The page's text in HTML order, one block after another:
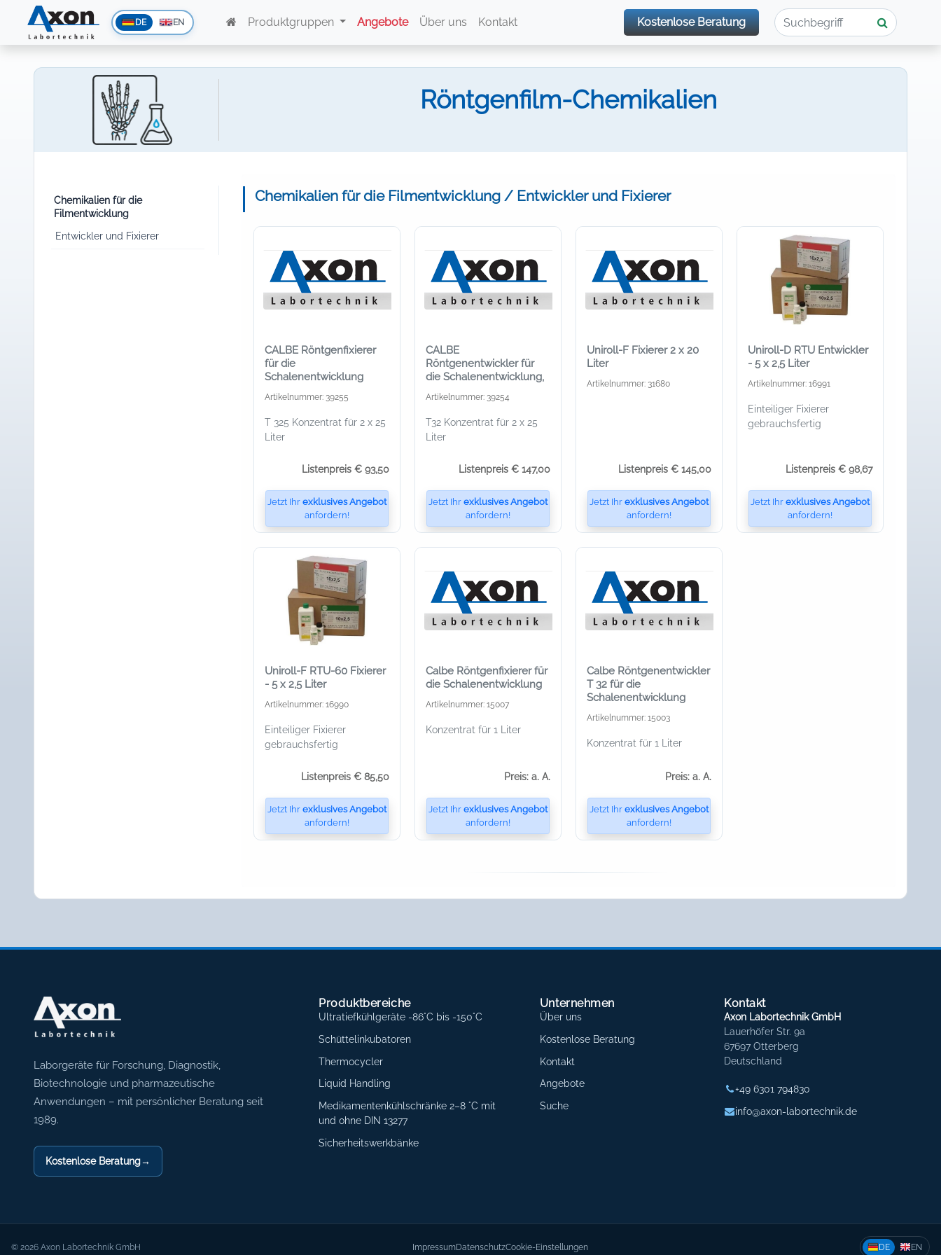
DE EN Produktgruppen Angebote Über uns Kontakt Kostenlose Beratung
Röntgenfilm-Chemikalien
Chemikalien für die
Filmentwicklung
Entwickler und Fixierer
Chemikalien für die Filmentwicklung / Entwickler und Fixierer
CALBE Röntgenfixierer
für die
Schalenentwicklung
Artikelnummer: 39255
T 325 Konzentrat für 2 x 25
Liter
Listenpreis € 93,50
Jetzt Ihr exklusives Angebot
anfordern!
CALBE
Röntgenentwickler für
die Schalenentwicklung,
Artikelnummer: 39254
T32 Konzentrat für 2 x 25
Liter
Listenpreis € 147,00
Jetzt Ihr exklusives Angebot
anfordern!
Uniroll-F Fixierer 2 x 20
Liter
Artikelnummer: 31680
Listenpreis € 145,00
Jetzt Ihr exklusives Angebot
anfordern!
Uniroll-D RTU Entwickler
- 5 x 2,5 Liter
Artikelnummer: 16991
Einteiliger Fixierer
gebrauchsfertig
Listenpreis € 98,67
Jetzt Ihr exklusives Angebot
anfordern!
Uniroll-F RTU-60 Fixierer
- 5 x 2,5 Liter
Artikelnummer: 16990
Einteiliger Fixierer
gebrauchsfertig
Listenpreis € 85,50
Jetzt Ihr exklusives Angebot
anfordern!
Calbe Röntgenfixierer für
die Schalenentwicklung
Artikelnummer: 15007
Konzentrat für 1 Liter
Preis: a. A.
Jetzt Ihr exklusives Angebot
anfordern!
Calbe Röntgenentwickler
T 32 für die
Schalenentwicklung
Artikelnummer: 15003
Konzentrat für 1 Liter
Preis: a. A.
Jetzt Ihr exklusives Angebot
anfordern!
Axon Labortechnik
Laborgeräte für Forschung, Diagnostik,
Biotechnologie und pharmazeutische
Anwendungen – mit persönlicher Beratung seit
1989.
Kostenlose Beratung→
Produktbereiche
Ultratiefkühlgeräte -86°C bis -150°C
Schüttelinkubatoren
Thermocycler
Liquid Handling
Medikamentenkühlschränke 2–8 °C mit
und ohne DIN 13277
Sicherheitswerkbänke
Unternehmen
Über uns
Kostenlose Beratung
Kontakt
Angebote
Suche
Kontakt
Axon Labortechnik GmbH
Lauerhöfer Str. 9a
67697 Otterberg
Deutschland
+49 6301 794830
info@axon-labortechnik.de
© 2026 Axon Labortechnik GmbH ImpressumDatenschutzCookie-Einstellungen DE EN